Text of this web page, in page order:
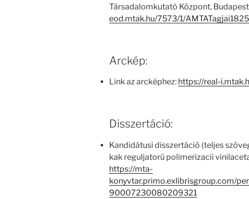
Társadalomkutató Központ,
eod.mtak.hu/7573/1/
Arckép:
Link az arcképhez: https://real-
Disszertáció:
Kandidátusi disszertáció (teljes
kak reguljatorü polimerizacii
https://mta-
konyvtar.primo.exlibrisgroup.com/
90007230080209321